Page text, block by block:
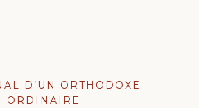
D’UN ORTHODOXE
ORDINAIRE